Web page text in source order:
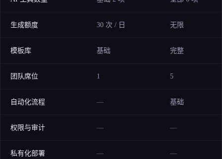
生成额度 30 次 / 日 无限
模板库 基础 完整
团队席位 1 5
自动化流程 — 基础
权限与审计 — —
私有化部署 — —